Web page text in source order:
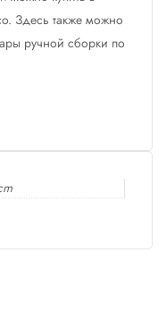
Здесь также можно
ручной сборки по